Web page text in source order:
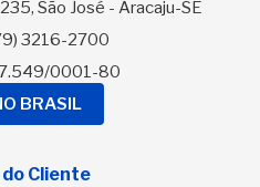
São José - Aracaju-SE
3216-2700
0001-80
BRASIL
do Cliente